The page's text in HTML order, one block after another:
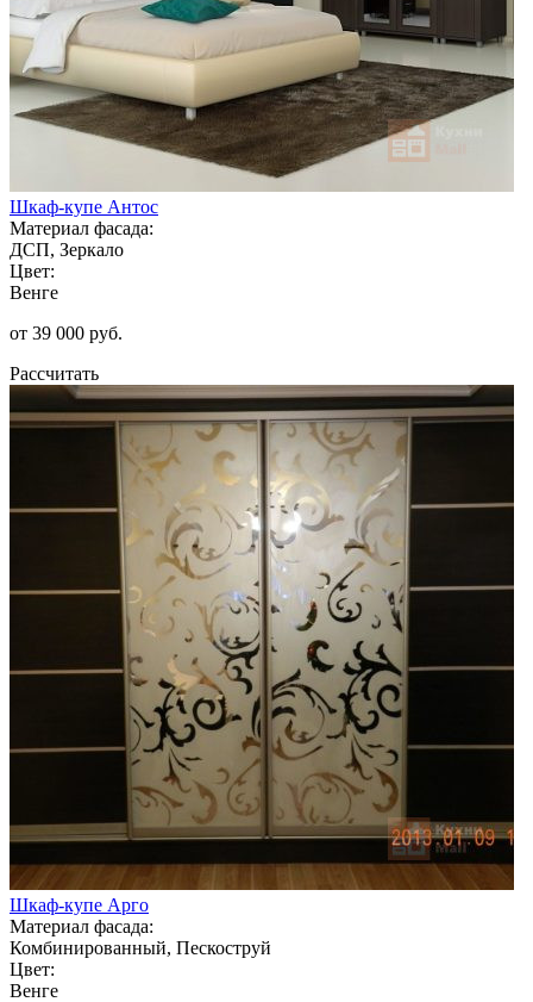
Шкаф-купе Антос
Материал фасада:
ДСП, Зеркало
Цвет:
Венге
от 39 000 руб.
Рассчитать
Шкаф-купе Арго
Материал фасада:
Комбинированный, Пескоструй
Цвет:
Венге